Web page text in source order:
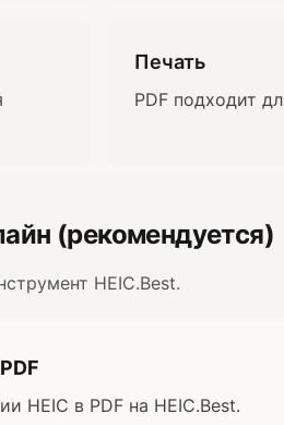
Печать
PDF подходит
(рекомендуется)
HEIC.Best.
HEIC в PDF на HEIC.Best.